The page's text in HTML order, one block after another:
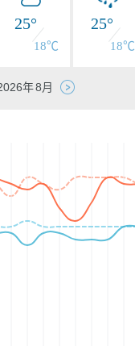
25°
18℃
25°
18℃